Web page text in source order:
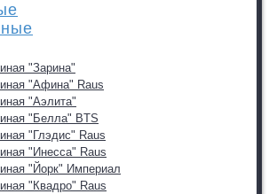
"Зарина"
"Афина" Raus
"Аэлита"
"Белла" BTS
"Глэдис" Raus
"Инесса" Raus
"Йорк" Империал
"Квадро" Raus